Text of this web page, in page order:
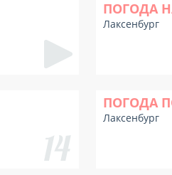
ПОГОДА
Лаксенбург
ПОГОДА
Лаксенбург